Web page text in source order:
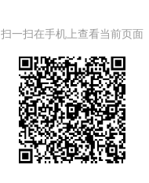
扫一扫在手机上查看当前页面